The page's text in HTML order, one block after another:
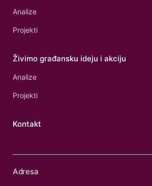
Analize
Projekti
Živimo građansku ideju i akciju
Analize
Projekti
Kontakt
Adresa